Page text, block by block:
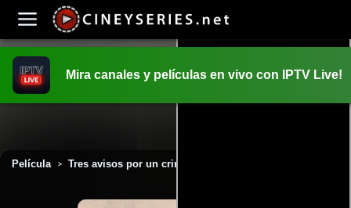
Mira canales y películas en vivo con IPTV Live!
Película > Tres avisos por un crimen (2018)